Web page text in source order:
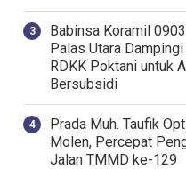
‎Babinsa Koramil
Palas Utara
RDKK Poktani untuk
Bersubsidi
Prada Muh. Taufik
Molen, Percepat
Jalan TMMD ke-129